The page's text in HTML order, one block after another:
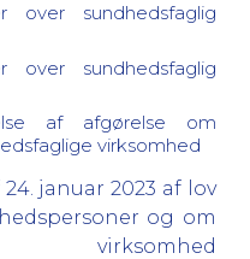
sundhedsfaglig
sundhedsfaglig
af afgørelse om
virksomhed
januar 2023 af lov
og om
virksomhed